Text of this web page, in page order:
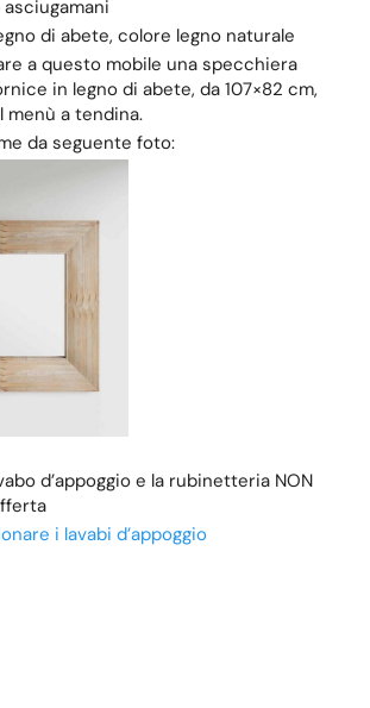
di abete, colore legno naturale
a questo mobile una specchiera
in legno di abete, da 107×82 cm,
menù a tendina.
da seguente foto:
d’appoggio e la rubinetteria NON
i lavabi d’appoggio